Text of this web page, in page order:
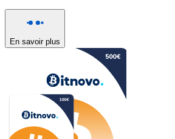
En savoir plus